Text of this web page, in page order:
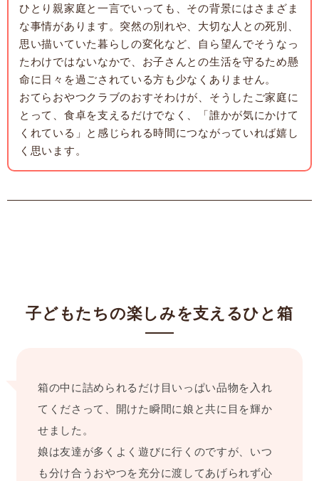
ひとり親家庭と一言でいっても、その背景にはさまざま
な事情があります。突然の別れや、大切な人との死別、
思い描いていた暮らしの変化など、自ら望んでそうなっ
たわけではないなかで、お子さんとの生活を守るため懸
命に日々を過ごされている方も少なくありません。
おてらおやつクラブのおすそわけが、そうしたご家庭に
とって、食卓を支えるだけでなく、「誰かが気にかけて
くれている」と感じられる時間につながっていれば嬉し
く思います。
子どもたちの楽しみを支えるひと箱
箱の中に詰められるだけ目いっぱい品物を入れ
てくださって、開けた瞬間に娘と共に目を輝か
せました。
娘は友達が多くよく遊びに行くのですが、いつ
も分け合うおやつを充分に渡してあげられず心